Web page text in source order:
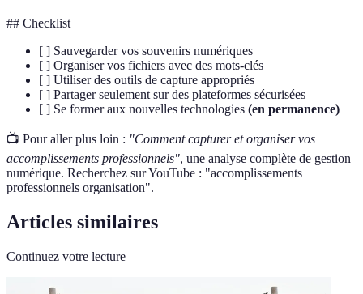
## Checklist
[ ] Sauvegarder vos souvenirs numériques
[ ] Organiser vos fichiers avec des mots-clés
[ ] Utiliser des outils de capture appropriés
[ ] Partager seulement sur des plateformes sécurisées
[ ] Se former aux nouvelles technologies (en permanence)
📺 Pour aller plus loin : "Comment capturer et organiser vos
accomplissements professionnels", une analyse complète de gestion
numérique. Recherchez sur YouTube : "accomplissements
professionnels organisation".
Articles similaires
Continuez votre lecture